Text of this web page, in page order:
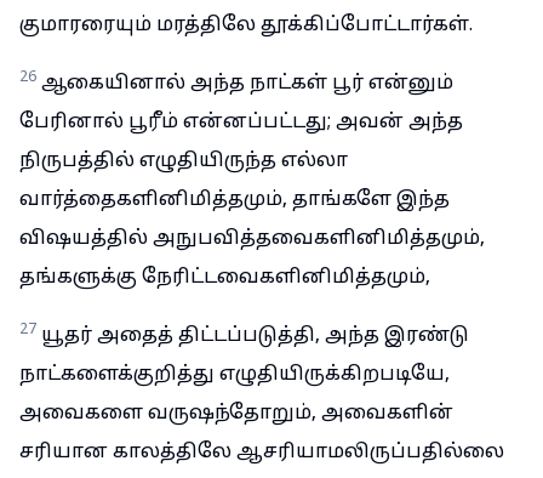
குமாரரையும் மரத்திலே தூக்கிப்போட்டார்கள்.
26 ஆகையினால் அந்த நாட்கள் பூர் என்னும்
பேரினால் பூரீம் என்னப்பட்டது; அவன் அந்த
நிருபத்தில் எழுதியிருந்த எல்லா
வார்த்தைகளினிமித்தமும், தாங்களே இந்த
விஷயத்தில் அநுபவித்தவைகளினிமித்தமும்,
தங்களுக்கு நேரிட்டவைகளினிமித்தமும்,
27 யூதர் அதைத் திட்டப்படுத்தி, அந்த இரண்டு
நாட்களைக்குறித்து எழுதியிருக்கிறபடியே,
அவைகளை வருஷந்தோறும், அவைகளின்
சரியான காலத்திலே ஆசரியாமலிருப்பதில்லை